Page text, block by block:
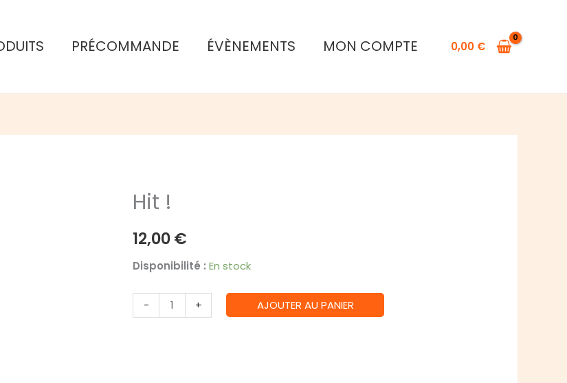
PRÉCOMMANDE ÉVÈNEMENTS MON COMPTE 0,00 €
Hit !
12,00€
Disponibilité : En stock
-
quantité
de
+ AJOUTER AU PANIER